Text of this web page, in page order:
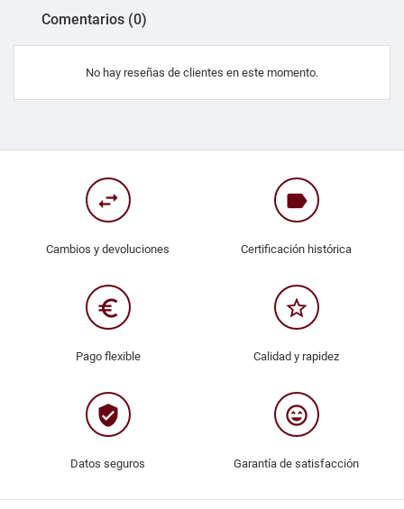
Comentarios (0)
No hay reseñas de clientes en este momento.
swap_horiz
Cambios y devoluciones
label
Certificación histórica
euro_symbol
Pago flexible
star_border
Calidad y rapidez
verified_user
Datos seguros
sentiment_very_satisfied
Garantía de satisfacción